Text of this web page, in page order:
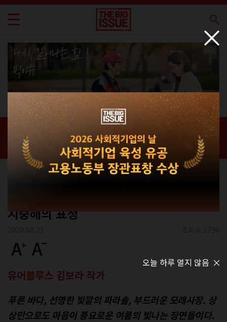
신간 · 과월호
홈 / 매거진 / 신간 · 과월호
지중해의 표정
유어블루스 김보라 작가
푸른 바다, 선명한 빛깔의 파라솔, 부드러운 모래사장. 상
상만으로도 마음이 풍요로운 여름의 빛나는 장면들이다.
오늘 하루 열지 않음